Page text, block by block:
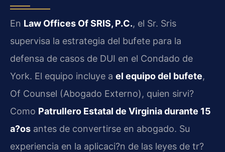
En Law Offices Of SRIS, P.C., el Sr. Sris
supervisa la estrategia del bufete para la
defensa de casos de DUI en el Condado de
York. El equipo incluye a el equipo del bufete,
Of Counsel (Abogado Externo), quien sirvi?
Como Patrullero Estatal de Virginia durante 15
a?os antes de convertirse en abogado. Su
experiencia en la aplicaci?n de las leyes de tr?